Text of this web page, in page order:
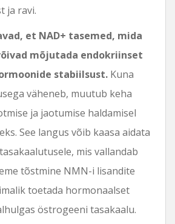
ja ravi.
et NAD+ tasemed, mida
mõjutada endokriinset
stabiilsust. Kuna
väheneb, muutub keha
ja jaotumise haldamisel
See langus võib kaasa aidata
mis vallandab
tõstmine NMN-i lisandite
toetada hormonaalset
östrogeeni tasakaalu.